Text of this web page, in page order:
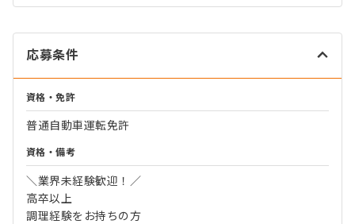
応募条件
資格・免許
普通自動車運転免許
資格・備考
＼業界未経験歓迎！／
高卒以上
調理経験をお持ちの方